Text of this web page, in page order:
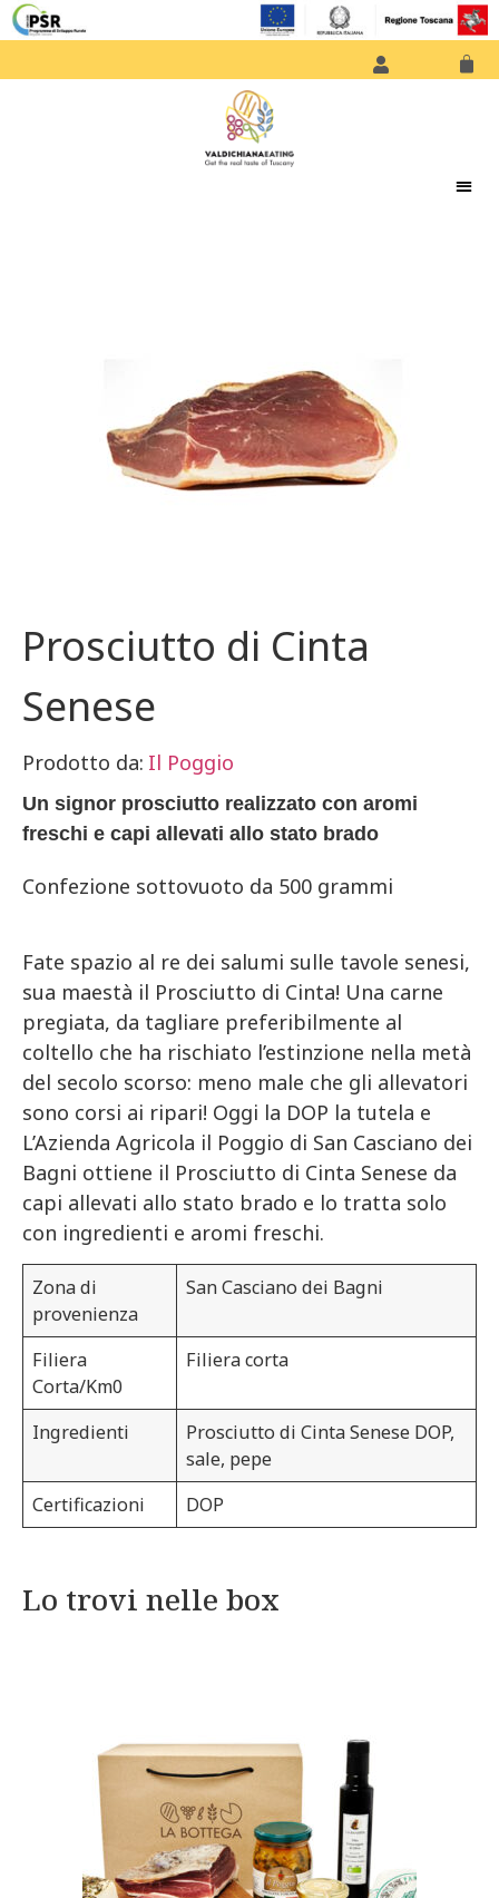
Prosciutto di Cinta
Senese
Prodotto da: Il Poggio
Un signor prosciutto realizzato con aromi
freschi e capi allevati allo stato brado
Confezione sottovuoto da 500 grammi
Fate spazio al re dei salumi sulle tavole senesi,
sua maestà il Prosciutto di Cinta! Una carne
pregiata, da tagliare preferibilmente al
coltello che ha rischiato l’estinzione nella metà
del secolo scorso: meno male che gli allevatori
sono corsi ai ripari! Oggi la DOP la tutela e
L’Azienda Agricola il Poggio di San Casciano dei
Bagni ottiene il Prosciutto di Cinta Senese da
capi allevati allo stato brado e lo tratta solo
con ingredienti e aromi freschi.
Zona di
provenienza
San Casciano dei Bagni
Filiera
Corta/Km0
Filiera corta
Ingredienti
Prosciutto di Cinta Senese DOP,
sale, pepe
Certificazioni
DOP
Lo trovi nelle box